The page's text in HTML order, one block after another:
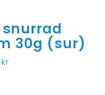
snurrad
30g (sur)
kr